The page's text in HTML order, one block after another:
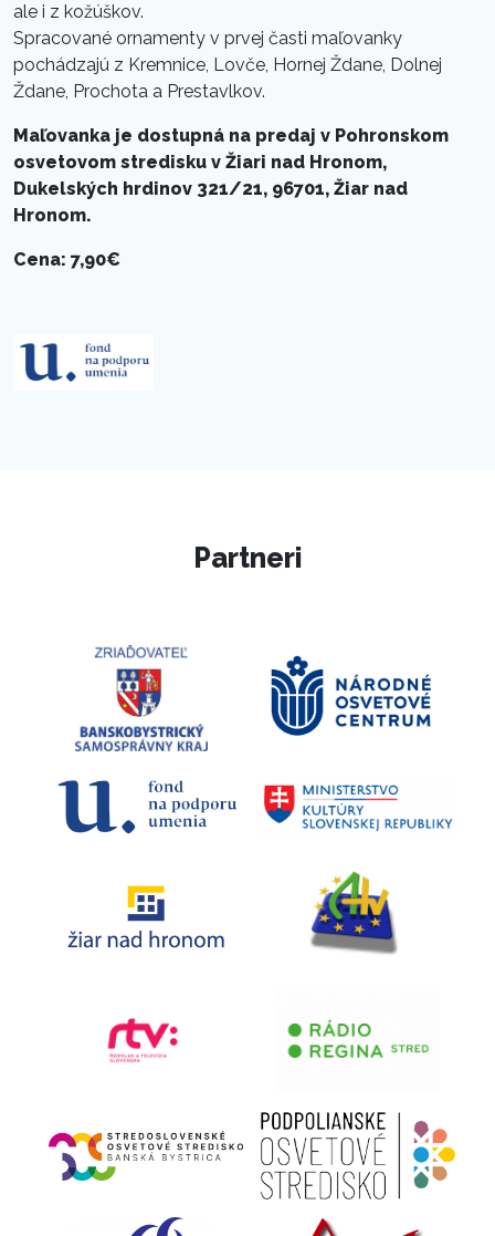
ale i z kožúškov.
Spracované ornamenty v prvej časti maľovanky
pochádzajú z Kremnice, Lovče, Hornej Ždane, Dolnej
Ždane, Prochota a Prestavlkov.
Maľovanka je dostupná na predaj v Pohronskom
osvetovom stredisku v Žiari nad Hronom,
Dukelských hrdinov 321/21, 96701, Žiar nad
Hronom.
Cena: 7,90€
Partneri